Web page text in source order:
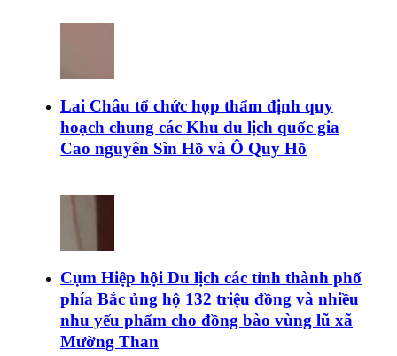
Lai Châu tổ chức họp thẩm định quy
hoạch chung các Khu du lịch quốc gia
Cao nguyên Sìn Hồ và Ô Quy Hồ
Cụm Hiệp hội Du lịch các tỉnh thành phố
phía Bắc ủng hộ 132 triệu đồng và nhiều
nhu yếu phẩm cho đồng bào vùng lũ xã
Mường Than